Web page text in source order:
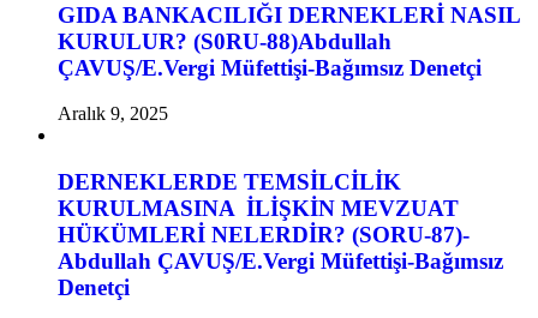
GIDA BANKACILIĞI DERNEKLERİ NASIL
KURULUR? (S0RU-88)Abdullah
ÇAVUŞ/E.Vergi Müfettişi-Bağımsız Denetçi
Aralık 9, 2025
DERNEKLERDE TEMSİLCİLİK
KURULMASINA İLİŞKİN MEVZUAT
HÜKÜMLERİ NELERDİR? (SORU-87)-
Abdullah ÇAVUŞ/E.Vergi Müfettişi-Bağımsız
Denetçi